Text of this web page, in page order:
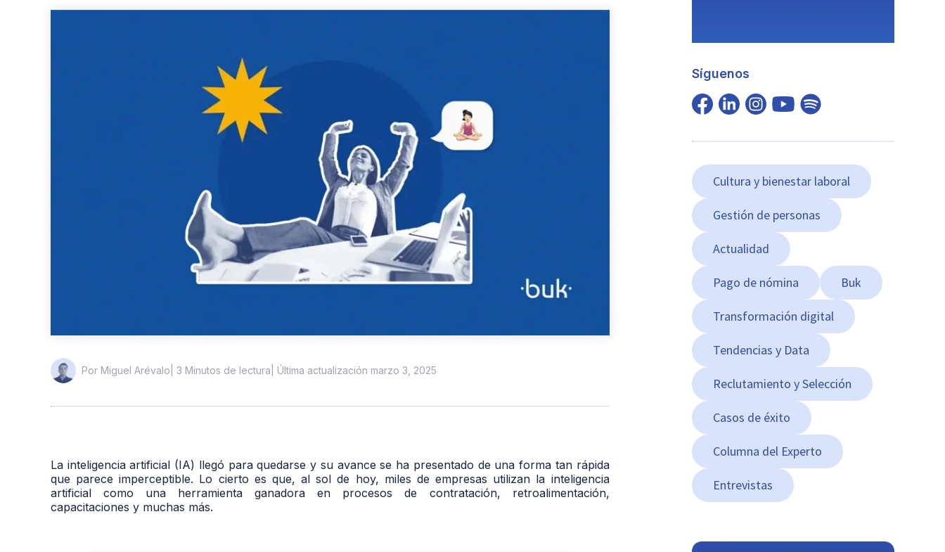
Por Miguel Arévalo | 3 Minutos de lectura | Última actualización marzo 3, 2025
La inteligencia artificial (IA) llegó para quedarse y su avance se ha presentado de una forma tan rápida
que parece imperceptible. Lo cierto es que, al sol de hoy, miles de empresas utilizan la inteligencia
artificial como una herramienta ganadora en procesos de contratación, retroalimentación,
capacitaciones y muchas más.
Síguenos
Cultura y bienestar laboral
Gestión de personas
Actualidad
Pago de nómina Buk
Transformación digital
Tendencias y Data
Reclutamiento y Selección
Casos de éxito
Columna del Experto
Entrevistas